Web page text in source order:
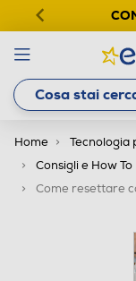
Home Tecnologia
Consigli e How To
Come resettare